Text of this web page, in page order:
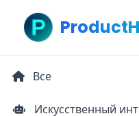
Все
Искусственный